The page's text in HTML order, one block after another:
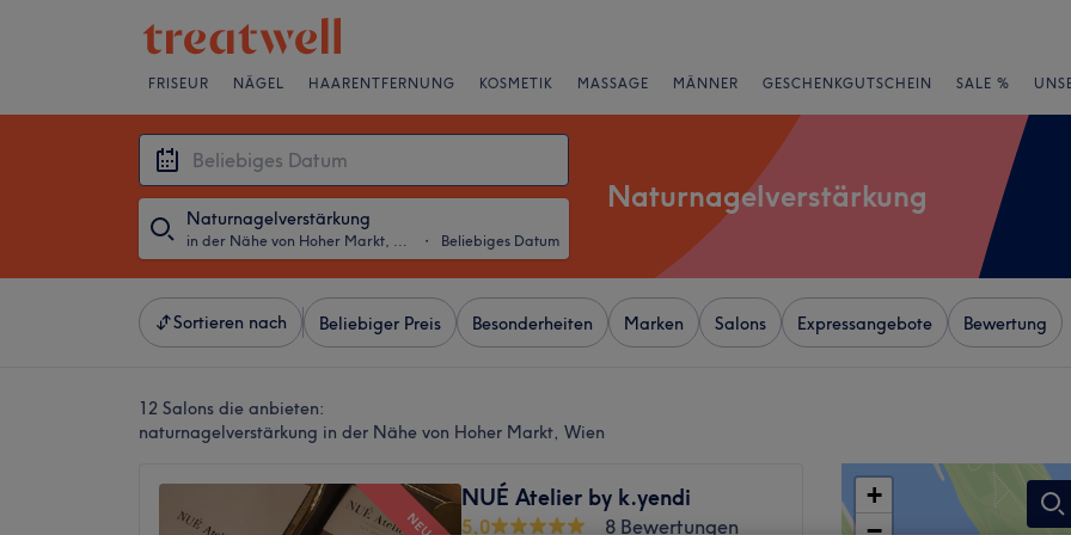
FRISEUR NÄGEL HAARENTFERNUNG KOSMETIK MASSAGE MÄNNER GESCHENKGUTSCHEIN SALE %
Naturnagelverstärkung
in der Nähe von Hoher Markt, Wien ・ Beliebiges Datum
Naturnagelverstärkung
Sortieren nach Beliebiger Preis Besonderheiten Marken Salons Expressangebote Bewertung
12 Salons die anbieten:
naturnagelverstärkung in der Nähe von Hoher Markt, Wien
NEU
NUÉ Atelier by k.yendi
5,0
8 Bewertungen
+